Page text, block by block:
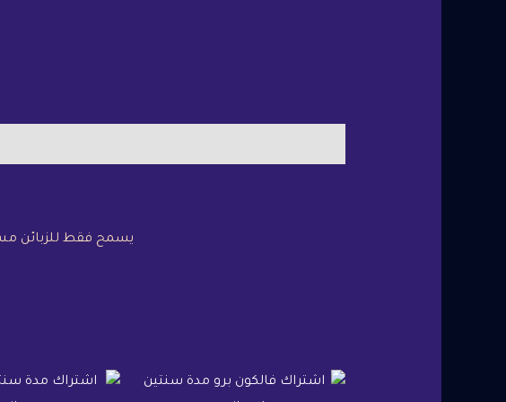
يسمح فقط للزبائن
السعر
السعر